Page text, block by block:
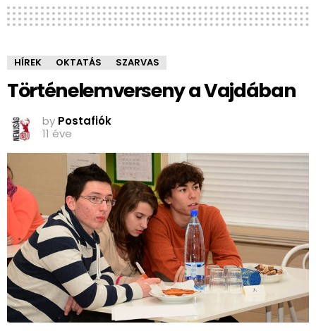
HÍREK OKTATÁS SZARVAS
Történelemverseny a Vajdában
by Postafiók
11 éve